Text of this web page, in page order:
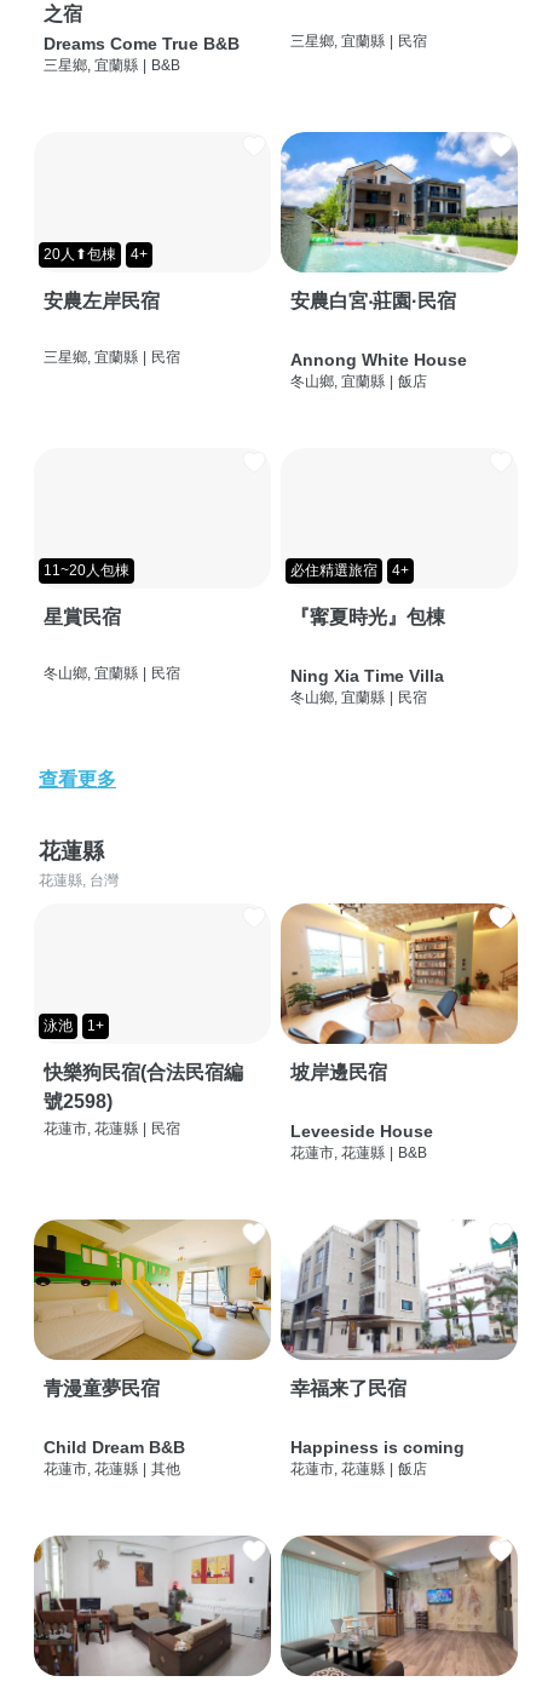
之宿
Dreams Come True B&B
三星鄉, 宜蘭縣 | B&B
三星鄉, 宜蘭縣 | 民宿
20人⬆包棟 4+
安農左岸民宿
三星鄉, 宜蘭縣 | 民宿
安農白宮‧莊園·民宿
Annong White House
冬山鄉, 宜蘭縣 | 飯店
11~20人包棟
星賞民宿
冬山鄉, 宜蘭縣 民宿
必住精選旅宿 4+
『寗夏時光』包棟
Ning Xia Time Villa
冬山鄉, 宜蘭縣 民宿
查看更多
花蓮縣
花蓮縣, 台灣
泳池 1+
快樂狗民宿(合法民宿編
號2598)
花蓮市, 花蓮縣 民宿
坡岸邊民宿
Leveeside House
花蓮市, 花蓮縣 B&B
青漫童夢民宿
Child Dream B&B
花蓮市, 花蓮縣 其他
幸福来了民宿
Happiness is coming
花蓮市, 花蓮縣 飯店